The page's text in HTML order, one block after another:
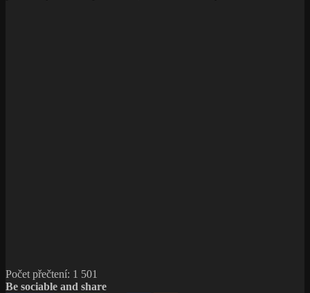
Počet přečtení: 1 501
Be sociable and share